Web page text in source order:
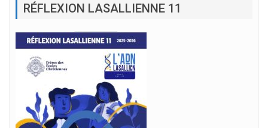
RÉFLEXION LASALLIENNE 11